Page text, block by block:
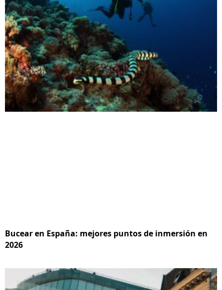
Bucear en España: mejores puntos de inmersión en
2026